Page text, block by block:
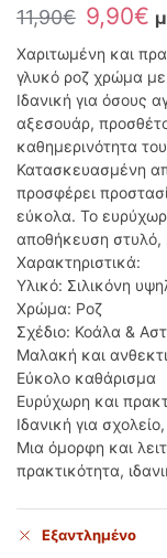
11,90€ 9,90€
Χαριτωμένη και
γλυκό ροζ χρώμα με
Ιδανική για όσους
αξεσουάρ,
καθημερινότητα
Κατασκευασμένη
προσφέρει
εύκολα. Το
αποθήκευση στυλό,
Χαρακτηριστικά:
Υλικό: Σιλικόνη
Χρώμα: Ροζ
Σχέδιο: Κοάλα &
Μαλακή και
Εύκολο καθάρισμα
Ευρύχωρη και
Ιδανική για
Μια όμορφη και
πρακτικότητα,
Εξαντλημένο